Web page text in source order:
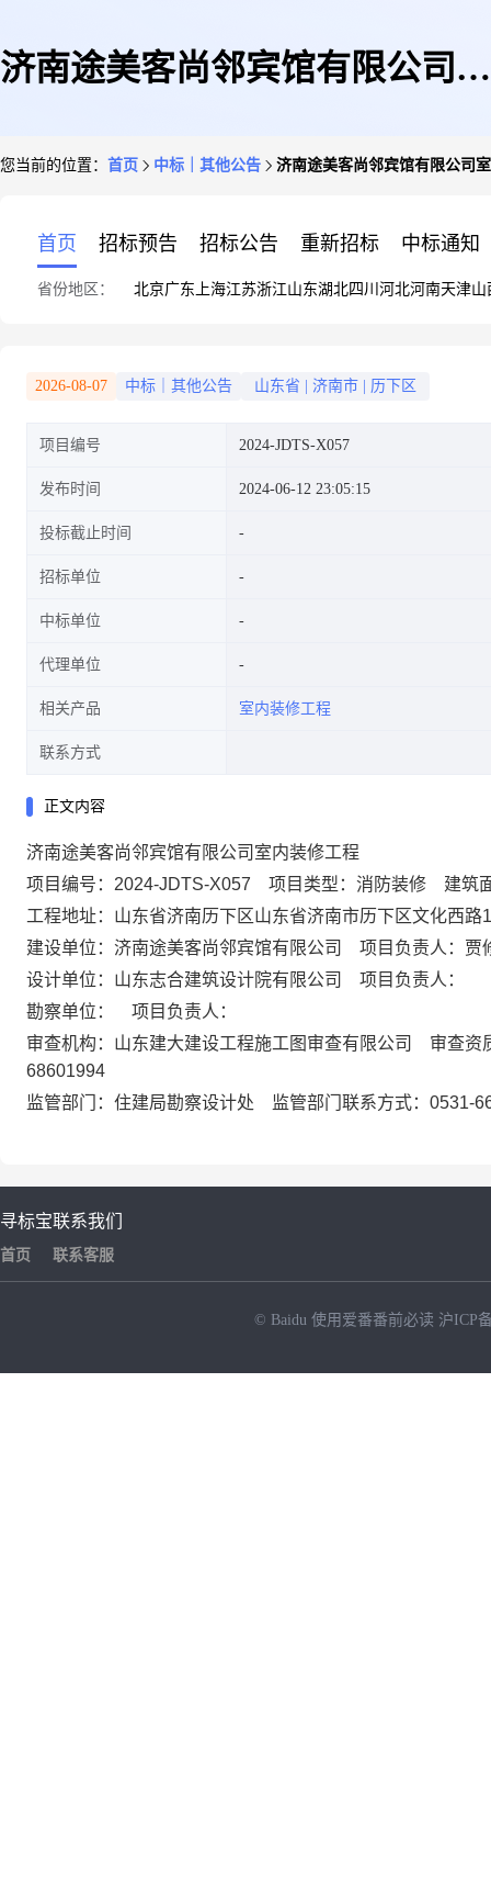
济南途美客尚邻宾馆有限公司室
您当前的位置： 首页 中标｜其他公告 济南途美客尚邻宾馆有限公司
首页 招标预告 招标公告 重新招标 中标通知
省份地区： 北京广东 上海江苏浙江山东湖北四川 河北河南天津山
2026-08-07 中标｜其他公告 山东省 济南市 历下区
项目编号 2024-JDTS-X057
发布时间 2024-06-12 23:05:15
投标截止时间
招标单位
中标单位
代理单位
相关产品 室内装修工程
联系方式
正文内容
济南途美客尚邻宾馆有限公司室内装修工程
项目编号：2024-JDTS-X057 项目类型：消防装修 建筑
工程地址：山东省济南历下区山东省济南市历下区文化西路
建设单位：济南途美客尚邻宾馆有限公司 项目负责人：贾
设计单位：山东志合建筑设计院有限公司 项目负责人：
勘察单位： 项目负责人：
审查机构：山东建大建设工程施工图审查有限公司 审查
68601994
监管部门：住建局勘察设计处 监管部门联系方式：0531-
寻标宝
首页
联系我们
联系客服
© Baidu 使用爱番番前必读 沪ICP